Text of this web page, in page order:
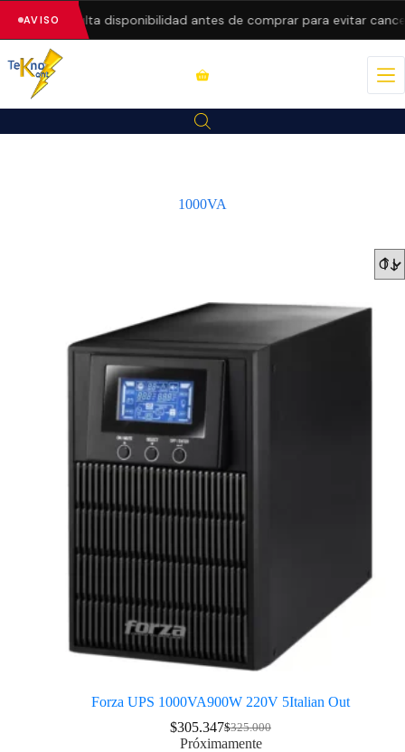
AVISOConsulta disponibilidad antes de comprar para evitar
1000VA
Forza UPS 1000VA900W 220V 5Italian Out
$325.000
$305.347
Próximamente